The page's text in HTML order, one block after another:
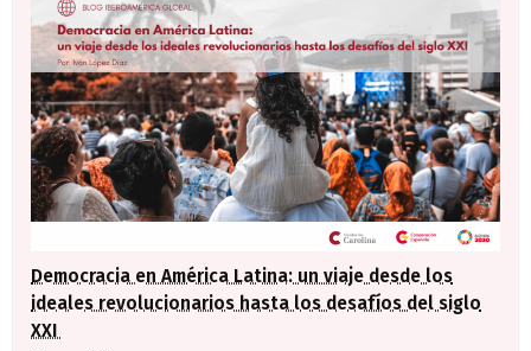
Democracia en América Latina: un viaje desde los
ideales revolucionarios hasta los desafíos del siglo
XXI